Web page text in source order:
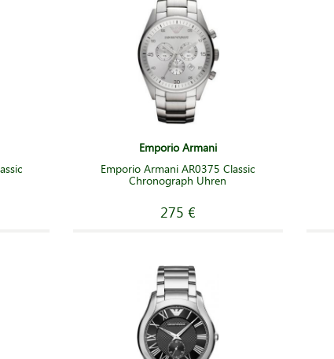
Emporio Armani
Emporio Armani AR0375 Classic
Chronograph Uhren
275 €